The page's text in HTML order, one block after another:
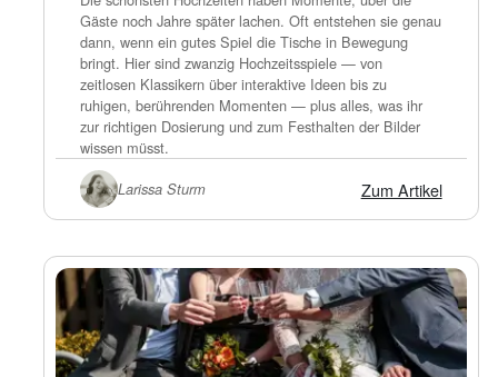
Gäste noch Jahre später lachen. Oft entstehen sie genau
dann, wenn ein gutes Spiel die Tische in Bewegung
bringt. Hier sind zwanzig Hochzeitsspiele — von
zeitlosen Klassikern über interaktive Ideen bis zu
ruhigen, berührenden Momenten — plus alles, was ihr
zur richtigen Dosierung und zum Festhalten der Bilder
wissen müsst.
Larissa Sturm Zum Artikel